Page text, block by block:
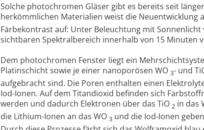
Solche photochromen Gläser gibt es bereits seit
herkömmlichen Materialien weist die
Färbekontrast auf: Unter Beleuchtung mit Sonnenlicht
sichtbaren Spektralbereich innerhalb von 15 Minuten
Dem photochromen Fenster liegt ein
Platinschicht sowie je einer nanoporösen WO 3- und
aufgebracht sind. Die Poren enthalten einen
Iod-Ionen. Auf dem Titandioxid befinden sich
werden und dadurch Elektronen über das TiO 2 in das
die Lithium-Ionen an das WO 3 und die Iod-Ionen